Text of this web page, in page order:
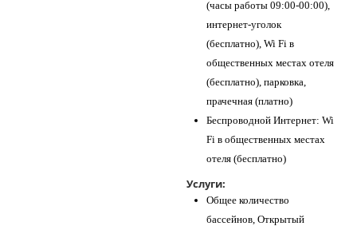
(часы работы 09:00-00:00),
интернет-уголок
(бесплатно), Wi Fi в
общественных местах отеля
(бесплатно), парковка,
прачечная (платно)
Беспроводной Интернет: Wi
Fi в общественных местах
отеля (бесплатно)
Услуги:
Общее количество
бассейнов, Открытый